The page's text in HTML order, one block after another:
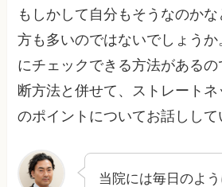
もしかして自分もそうなのか
方も多いのではないでしょう
にチェックできる方法があるの
断方法と併せて、ストレート
のポイントについてお話しして
当院には毎日のよ